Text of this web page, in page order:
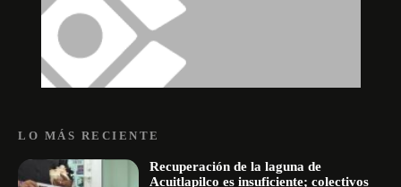
LO MÁS RECIENTE
Recuperación de la laguna de
Acuitlapilco es insuficiente; colectivos